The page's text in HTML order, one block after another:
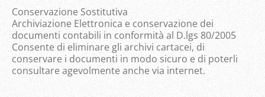
Conservazione Sostitutiva
Archiviazione Elettronica e conservazione dei
documenti contabili in conformità al D.lgs 80/2005
Consente di eliminare gli archivi cartacei, di
conservare i documenti in modo sicuro e di poterli
consultare agevolmente anche via internet.